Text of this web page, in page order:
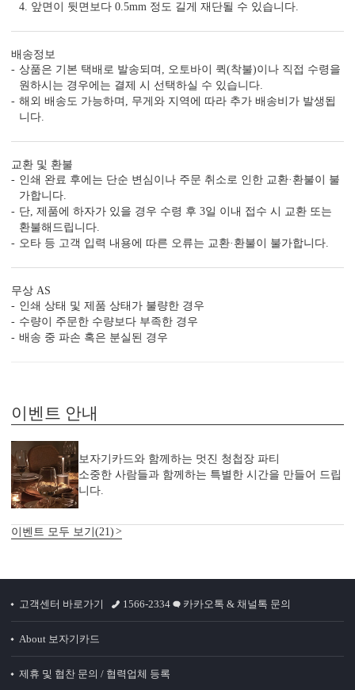
7. 모바일 청첩장, 스티커, 식권, 식전 영상 무료
단품 가격만 보지 말고, 필수 추가 옵션까지 포함한
GRENDY169의 제작 공정
특별한 당신과의 만남을 준비하는
GRENDY169의 제작 공법을 확인하세요.
DIGITAL PRINTING TOMPSON PRESS
감성 더하기
카드 봉투
청첩장 리본 클로버+엽서
4. 앞면이 뒷면보다 0.5mm 정도 길게 재단될 수 있습니다.
배송정보
상품은 기본 택배로 발송되며, 오토바이 퀵(착불)이나 직접 수령을
원하시는 경우에는 결제 시 선택하실 수 있습니다.
해외 배송도 가능하며, 무게와 지역에 따라 추가 배송비가 발생됩
니다.
교환 및 환불
인쇄 완료 후에는 단순 변심이나 주문 취소로 인한 교환·환불이 불
가합니다.
단, 제품에 하자가 있을 경우 수령 후 3일 이내 접수 시 교환 또는
환불해드립니다.
오타 등 고객 입력 내용에 따른 오류는 교환·환불이 불가합니다.
무상 AS
인쇄 상태 및 제품 상태가 불량한 경우
수량이 주문한 수량보다 부족한 경우
배송 중 파손 혹은 분실된 경우
이벤트 안내
보자기카드와 함께하는 멋진 청첩장 파티
소중한 사람들과 함께하는 특별한 시간을 만들어 드립
니다.
이벤트 모두 보기(21)
고객센터 바로가기 1566-2334 카카오톡 & 채널톡 문의
About 보자기카드
제휴 및 협찬 문의 / 협력업체 등록